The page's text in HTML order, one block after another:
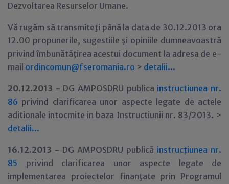
Dezvoltarea Resurselor Umane.
Vă rugăm să transmiteţi până la data de 30.12.2013 ora
12.00 propunerile, sugestiile şi opiniile dumneavoastră
privind îmbunătăţirea acestui document la adresa de e-
mail ordincomun@fseromania.ro > detalii...
20.12.2013 - DG AMPOSDRU publica instructiunea nr.
86 privind clarificarea unor aspecte legate de actele
aditionale intocmite in baza Instructiunii nr. 83/2013. >
detalii...
16.12.2013 - DG AMPOSDRU publică instrucţiunea nr.
85 privind clarificarea unor aspecte legate de
implementarea proiectelor finanţate prin Programul